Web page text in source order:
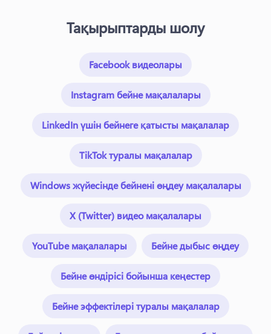
Тақырыптарды шолу
Facebook видеолары
Instagram бейне мақалалары
LinkedIn үшін бейнеге қатысты мақалалар
TikTok туралы мақалалар
Windows жүйесінде бейнені өңдеу мақалалары
X (Twitter) видео мақалалары
YouTube мақалалары Бейне дыбыс өңдеу
Бейне өндірісі бойынша кеңестер
Бейне эффектілері туралы мақалалар